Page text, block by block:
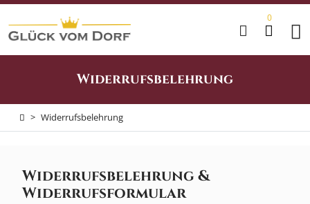
0
Anlässe
&
Dekowelt
Widerrufsbelehrung
> Widerrufsbelehrung
Widerrufsbelehrung &
Widerrufsformular